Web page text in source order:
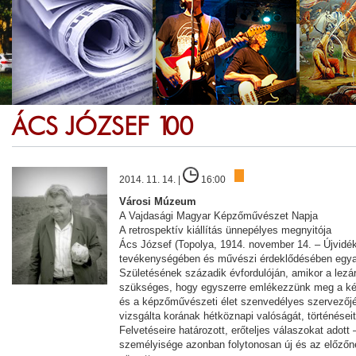
ÁCS JÓZSEF 100
2014. 11. 14. | 16:00
Városi Múzeum
A Vajdasági Magyar Képzőművészet Napja
A retrospektív kiállítás ünnepélyes megnyitója
Ács József (Topolya, 1914. november 14. –
tevékenységében és művészi érdeklődésében
Születésének századik évfordulóján, amikor a
szükséges, hogy egyszerre emlékezzünk meg a
és a képzőművészeti élet szenvedélyes
vizsgálta korának hétköznapi valóságát,
Felvetéseire határozott, erőteljes válaszokat
személyisége azonban folytonosan új és az